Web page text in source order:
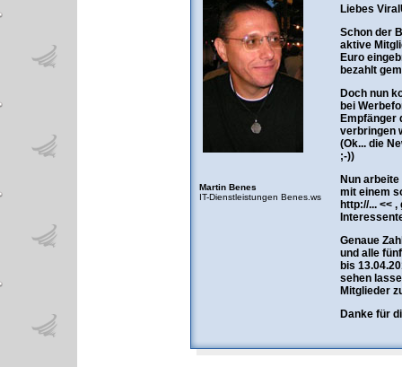
Liebes
Schon der
aktive
Euro
bezahlt
Doch nun
bei
Empfänger
verbringen
(Ok... die
;-))
Nun
mit einem
http://... <<
Genaue
und alle
bis
sehen
Mitglieder
Danke für
Martin Benes
IT-Dienstleistungen Benes.ws